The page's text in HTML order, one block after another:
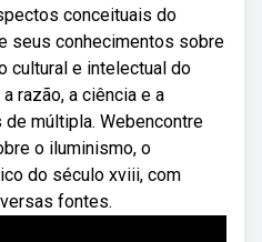
conceituais do
seus conhecimentos sobre
cultural e intelectual do
razão, a ciência e a
múltipla. Webencontre
o iluminismo, o
do século xviii, com
fontes.